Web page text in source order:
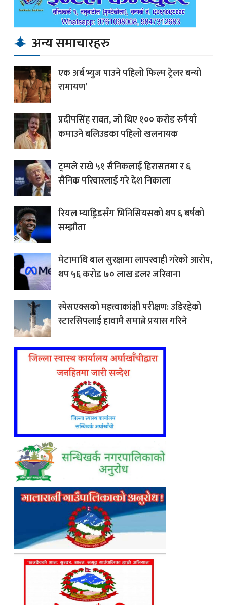
अन्य समाचारहरु
एक अर्ब भ्युज पाउने पहिलो फिल्म ट्रेलर बन्यो
रामायण’
प्रदीपसिंह रावत, जो थिए १०० करोड रुपैयाँ
कमाउने बलिउडका पहिलो खलनायक
ट्रम्पले राखे ५१ सैनिकलाई हिरासतमा र ६
सैनिक परिवारलाई गरे देश निकाला
रियल म्याड्रिडसँग भिनिसियसको थप ६ बर्षको
सम्झौता
मेटामाथि बाल सुरक्षामा लापरवाही गरेको आरोप,
थप ५६ करोड ७० लाख डलर जरिवाना
स्पेसएक्सको महत्त्वाकांक्षी परीक्षण: उडिरहेको
स्टारसिपलाई हावामै समात्ने प्रयास गरिने